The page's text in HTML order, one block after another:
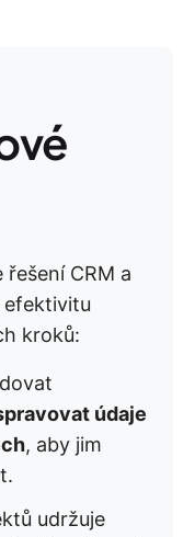
CRM a
efektivitu
kroků:
údaje
, aby jim
udržuje